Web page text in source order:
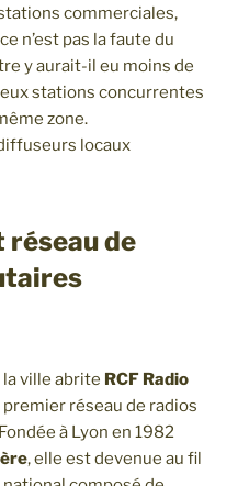
commerciales,
n’est pas la faute du
y aurait-il eu moins de
stations concurrentes
zone.
locaux
réseau de
la ville abrite RCF Radio
premier réseau de radios
à Lyon en 1982
, elle est devenue au fil